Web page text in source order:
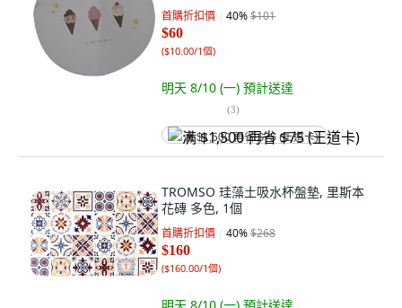
首購折扣價 40%$101
$60
($10.00/1個)
明天 8/10 (一) 預計送達
(3)
满 $1,500 再省 $75 (王道卡)
TROMSO 珪藻土吸水杯盤墊, 里斯本
花磚 多色, 1個
首購折扣價 40%$268
$160
($160.00/1個)